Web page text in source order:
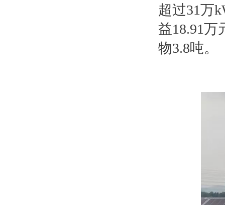
超过31万
益18.91万
物3.8吨。